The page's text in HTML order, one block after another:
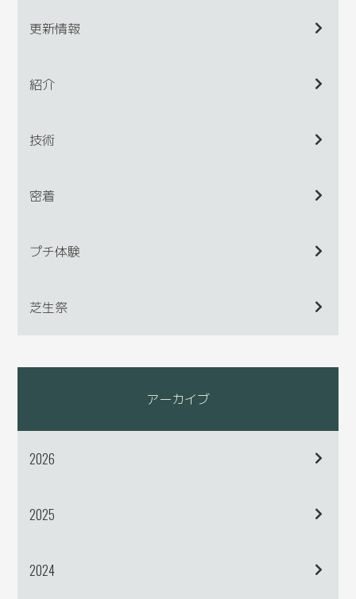
更新情報
紹介
技術
密着
プチ体験
芝生祭
アーカイブ
2026
2025
2024